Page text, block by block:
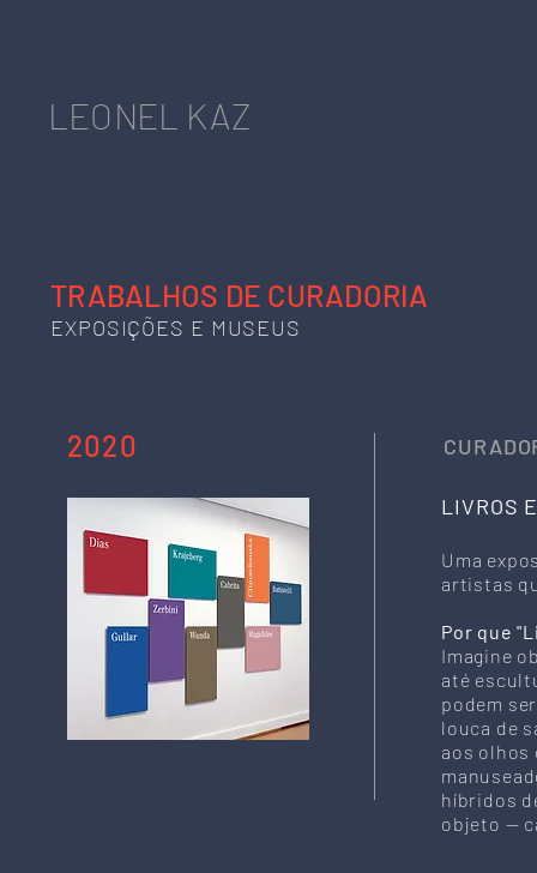
LEONEL KAZ
TRABALHOS DE CURADORIA
EXPOSIÇÕES E MUSEUS
2020
LIVROS
Uma
artistas
Por que
Imagine
até
podem
louca de
aos olhos
híbridos
objeto —